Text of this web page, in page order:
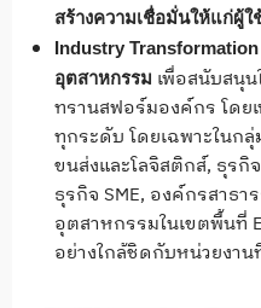
สร้างความเชื่อมั่นให้แก่ผู้
Industry
อุตสาหกรรม เพื่อสนับสนุ
ทรานสฟอร์มองค์กร โด
ทุกระดับ โดยเฉพาะในก
ขนส่งและโลจิสติกส์, ธุร
ธุรกิจ SME, องค์กรสาธ
อุตสาหกรรมในเขตพื้นที่
อย่างใกล้ชิดกับหน่วยงาน